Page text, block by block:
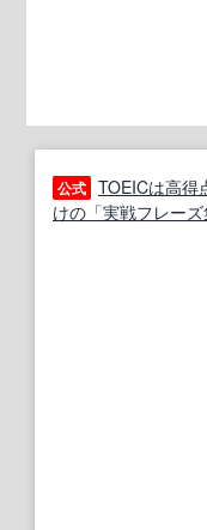
公式 TOEICは高
けの「実戦フレーズ